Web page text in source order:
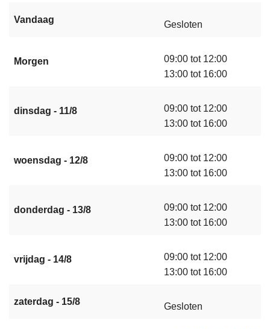
Vandaag Gesloten
Morgen
09:00 tot 12:00
13:00 tot 16:00
dinsdag - 11/8
09:00 tot 12:00
13:00 tot 16:00
woensdag - 12/8
09:00 tot 12:00
13:00 tot 16:00
donderdag - 13/8
09:00 tot 12:00
13:00 tot 16:00
vrijdag - 14/8
09:00 tot 12:00
13:00 tot 16:00
zaterdag - 15/8 Gesloten